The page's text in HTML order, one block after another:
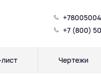
+7 (800)
Чертежи